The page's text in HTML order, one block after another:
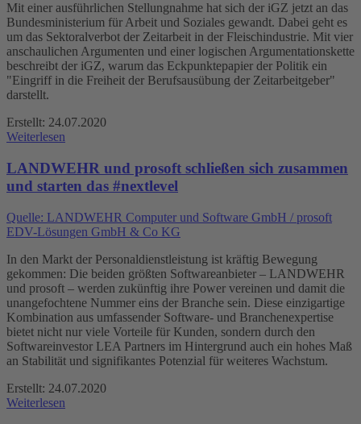
Mit einer ausführlichen Stellungnahme hat sich der iGZ jetzt an das
Bundesministerium für Arbeit und Soziales gewandt. Dabei geht es
um das Sektoralverbot der Zeitarbeit in der Fleischindustrie. Mit vier
anschaulichen Argumenten und einer logischen Argumentationskette
beschreibt der iGZ, warum das Eckpunktepapier der Politik ein
"Eingriff in die Freiheit der Berufsausübung der Zeitarbeitgeber"
darstellt.
Erstellt: 24.07.2020
Weiterlesen
LANDWEHR und prosoft schließen sich zusammen
und starten das #nextlevel
Quelle: LANDWEHR Computer und Software GmbH / prosoft
EDV-Lösungen GmbH & Co KG
In den Markt der Personaldienstleistung ist kräftig Bewegung
gekommen: Die beiden größten Softwareanbieter – LANDWEHR
und prosoft – werden zukünftig ihre Power vereinen und damit die
unangefochtene Nummer eins der Branche sein. Diese einzigartige
Kombination aus umfassender Software- und Branchenexpertise
bietet nicht nur viele Vorteile für Kunden, sondern durch den
Softwareinvestor LEA Partners im Hintergrund auch ein hohes Maß
an Stabilität und signifikantes Potenzial für weiteres Wachstum.
Erstellt: 24.07.2020
Weiterlesen